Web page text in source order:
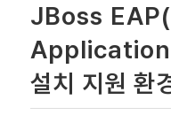
JBoss
설치 지원 환